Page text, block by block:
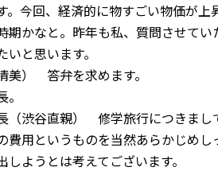
。今回、経済的に物すごい物価が
期かなと。昨年も私、質問させて
と思います。
美） 答弁を求めます。
（渋谷直親） 修学旅行につきまし
費用というものを当然あらかじめ
しようとは考えてございます。